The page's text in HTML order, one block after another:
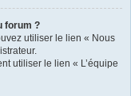
forum ?
utiliser le lien « Nous
utiliser le lien « L’équipe